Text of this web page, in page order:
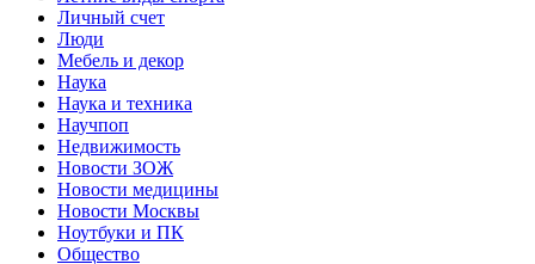
Личный счет
Люди
Мебель и декор
Наука
Наука и техника
Научпоп
Недвижимость
Новости ЗОЖ
Новости медицины
Новости Москвы
Ноутбуки и ПК
Общество